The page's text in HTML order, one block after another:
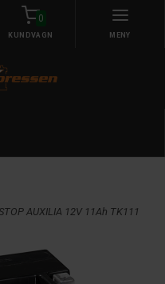
0
KUNDVAGN MENY
AUXILIA 12V 11Ah TK111